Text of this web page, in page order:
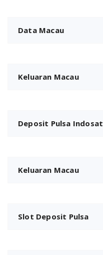
Data Macau
Keluaran Macau
Deposit Pulsa Indosat
Keluaran Macau
Slot Deposit Pulsa